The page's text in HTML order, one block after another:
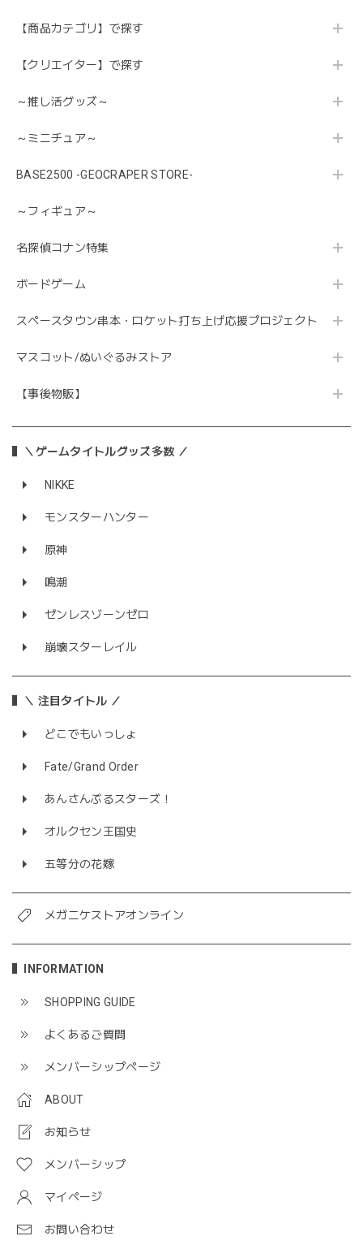
【商品カテゴリ】で探す
【クリエイター】で探す
～推し活グッズ～
～ミニチュア～
BASE2500 -GEOCRAPER STORE-
～フィギュア～
名探偵コナン特集
ボードゲーム
スペースタウン串本・ロケット打ち上げ応援プロジェクト
マスコット/ぬいぐるみストア
【事後物販】
＼ゲームタイトルグッズ多数 ／
NIKKE
モンスターハンター
原神
鳴潮
ゼンレスゾーンゼロ
崩壊スターレイル
＼ 注目タイトル ／
どこでもいっしょ
Fate/Grand Order
あんさんぶるスターズ！
オルクセン王国史
五等分の花嫁
メガニケストアオンライン
INFORMATION
SHOPPING GUIDE
よくあるご質問
メンバーシップページ
ABOUT
お知らせ
メンバーシップ
マイページ
お問い合わせ